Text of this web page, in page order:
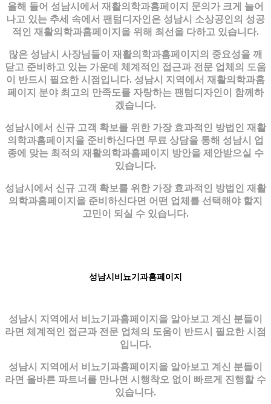
올해 들어 성남시에서 재활의학과홈페이지 문의가 크게 늘어
나고 있는 추세 속에서 팬텀디자인은 성남시 소상공인의 성공
적인 재활의학과홈페이지을 위해 최선을 다하고 있습니다.
많은 성남시 사장님들이 재활의학과홈페이지의 중요성을 깨
닫고 준비하고 있는 가운데 체계적인 접근과 전문 업체의 도움
이 반드시 필요한 시점입니다. 성남시 지역에서 재활의학과홈
페이지 분야 최고의 만족도를 자랑하는 팬텀디자인이 함께하
겠습니다.
성남시에서 신규 고객 확보를 위한 가장 효과적인 방법인 재활
의학과홈페이지을 준비하신다면 무료 상담을 통해 성남시 업
종에 맞는 최적의 재활의학과홈페이지 방안을 제안받으실 수
있습니다.
성남시에서 신규 고객 확보를 위한 가장 효과적인 방법인 재활
의학과홈페이지을 준비하신다면 어떤 업체를 선택해야 할지
고민이 되실 수 있습니다.
성남시비뇨기과홈페이지
성남시 지역에서 비뇨기과홈페이지을 알아보고 계신 분들이
라면 체계적인 접근과 전문 업체의 도움이 반드시 필요한 시점
입니다.
성남시 지역에서 비뇨기과홈페이지을 알아보고 계신 분들이
라면 올바른 파트너를 만나면 시행착오 없이 빠르게 진행할 수
있습니다.